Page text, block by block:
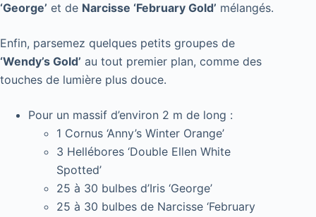
‘George’ et de Narcisse ‘February Gold’ mélangés.
Enfin, parsemez quelques petits groupes de
‘Wendy’s Gold’ au tout premier plan, comme des
touches de lumière plus douce.
Pour un massif d’environ 2 m de long :
1 Cornus ‘Anny’s Winter Orange’
3 Hellébores ‘Double Ellen White
Spotted’
25 à 30 bulbes d’Iris ‘George’
25 à 30 bulbes de Narcisse ‘February